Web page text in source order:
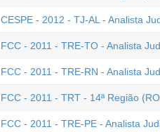
CESPE - 2012 - TJ-AL - Analista
FCC - 2011 - TRE-TO - Analista
FCC - 2011 - TRE-RN - Analista
FCC - 2011 - TRT - 14ª Região
FCC - 2011 - TRE-PE - Analista